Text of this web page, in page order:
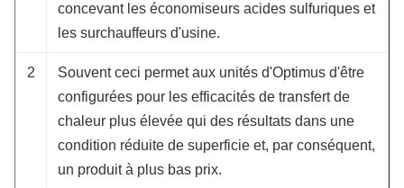
concevant les économiseurs acides sulfuriques et
les surchauffeurs d'usine.
2
Souvent ceci permet aux unités d'Optimus d'être
configurées pour les efficacités de transfert de
chaleur plus élevée qui des résultats dans une
condition réduite de superficie et, par conséquent,
un produit à plus bas prix.